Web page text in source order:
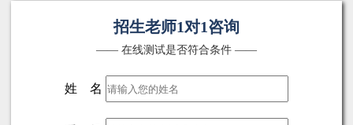
招生老师1对1咨询
—— 在线测试是否符合条件 ——
姓 名